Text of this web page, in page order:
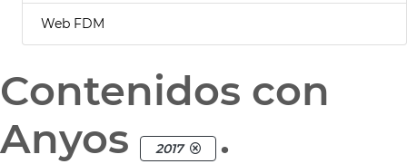
Web FDM
Contenidos con
Anyos
2017 .